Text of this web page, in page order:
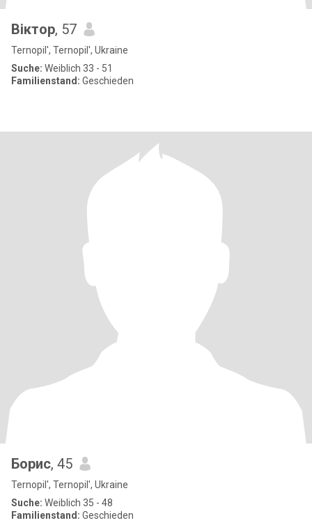
Віктор, 57
Ternopil', Ternopil', Ukraine
Suche: Weiblich 33 - 51
Familienstand: Geschieden
Борис, 45
Ternopil', Ternopil', Ukraine
Suche: Weiblich 35 - 48
Familienstand: Geschieden